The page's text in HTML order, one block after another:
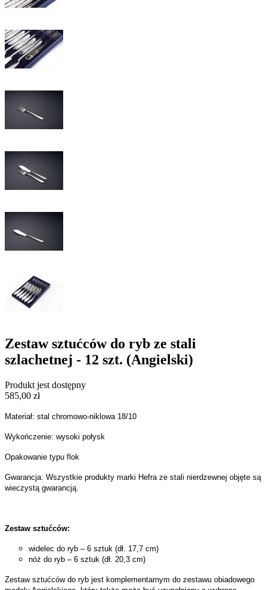
Zestaw sztućców do ryb ze stali
szlachetnej - 12 szt. (Angielski)
Produkt jest dostępny
585,00 zł
Materiał: stal chromowo-niklowa 18/10
Wykończenie: wysoki połysk
Opakowanie typu flok
Gwarancja: Wszystkie produkty marki Hefra ze stali nierdzewnej objęte są
wieczystą gwarancją.
Zestaw sztućców:
widelec do ryb – 6 sztuk (dł. 17,7 cm)
nóż do ryb – 6 sztuk (dł. 20,3 cm)
Zestaw sztućców do ryb jest komplementarnym do zestawu obiadowego